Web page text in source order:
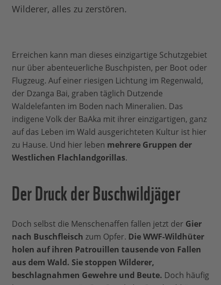
Wilderer, alles zu zerstören.
Erreichen kann man dieses einzigartige Schutzgebiet
nur über abenteuerliche Buschpisten, per Boot oder
Flugzeug. Auf einer riesigen Lichtung im Regenwald,
der Dzanga Bai, graben täglich Dutzende
Waldelefanten im Boden nach Mineralien. Das
indigene Volk der BaAka mit ihrer einzigartigen, ganz
auf das Leben im Wald ausgerichteten Kultur ist hier
zu Hause. Und hier leben mehrere Gruppen der
Westlichen Flachlandgorillas.
Der Druck der Buschwildjäger
Doch selbst die Menschenaffen fallen jetzt der Gier
nach Buschfleisch zum Opfer. Die WWF-Wildhüter
holen auf ihren Patrouillen tausende von Fallen
aus dem Wald. Sie stoppen Wilderer,
beschlagnahmen Gewehre und Beute. Doch häufig